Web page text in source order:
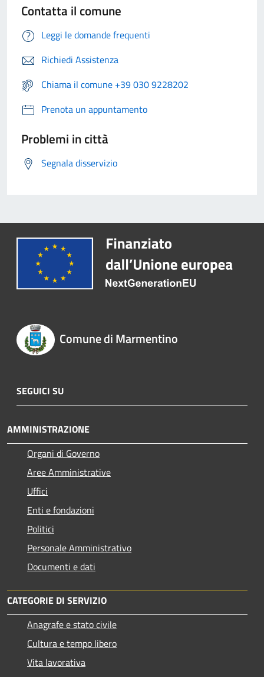
Contatta il comune
Leggi le domande frequenti
Richiedi Assistenza
Chiama il comune +39 030 9228202
Prenota un appuntamento
Problemi in città
Segnala disservizio
Comune di Marmentino
SEGUICI SU
AMMINISTRAZIONE
Organi di Governo
Aree Amministrative
Uffici
Enti e fondazioni
Politici
Personale Amministrativo
Documenti e dati
CATEGORIE DI SERVIZIO
Anagrafe e stato civile
Cultura e tempo libero
Vita lavorativa